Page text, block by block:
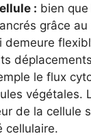
: bien
grâce
demeure
le flux
végétales.
de la cellule
cellulaire.